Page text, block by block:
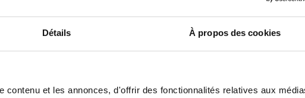
Détails À propos des cookies
contenu et les annonces, d'offrir des fonctionnalités relatives aux
se donne pour objectif de :